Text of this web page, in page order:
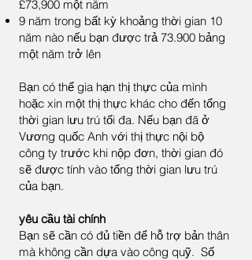
£73,900 một năm
9 năm trong bất kỳ khoảng thời gian 10
năm nào nếu bạn được trả 73.900 bảng
một năm trở lên
Bạn có thể gia hạn thị thực của mình
hoặc xin một thị thực khác cho đến tổng
thời gian lưu trú tối đa. Nếu bạn đã ở
Vương quốc Anh với thị thực nội bộ
công ty trước khi nộp đơn, thời gian đó
sẽ được tính vào tổng thời gian lưu trú
của bạn.
yêu cầu tài chính
Bạn sẽ cần có đủ tiền để hỗ trợ bản thân
mà không cần dựa vào công quỹ. Số